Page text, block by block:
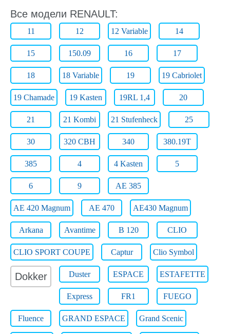
Все модели RENAULT:
11 12 12 Variable 14
15 150.09 16 17
18 18 Variable 19 19 Cabriolet
19 Chamade 19 Kasten 19RL 1,4 20
21 21 Kombi 21 Stufenheck 25
30 320 CBH 340 380.19T
385 4 4 Kasten 5
6 9 AE 385
AE 420 Magnum AE 470 AE430 Magnum
Arkana Avantime B 120 CLIO
CLIO SPORT COUPE Captur Clio Symbol
Dokker Duster ESPACE ESTAFETTE
Express FR1 FUEGO
Fluence GRAND ESPACE Grand Scenic